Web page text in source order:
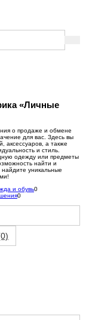
«Личные
о продаже и обмене
для вас. Здесь вы
аксессуаров, а также
и стиль.
одежду или предметы
найти и
уникальные
и обувь0
0